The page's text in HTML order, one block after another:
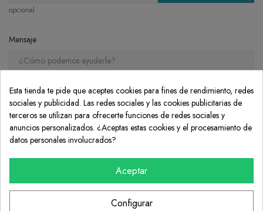
opcional
Mensaje
Esta tienda te pide que aceptes cookies para fines de rendimiento, redes
sociales y publicidad. Las redes sociales y las cookies publicitarias de
terceros se utilizan para ofrecerte funciones de redes sociales y
anuncios personalizados. ¿Aceptas estas cookies y el procesamiento de
datos personales involucrados?
Aceptar
Configurar
Consentimiento de cookies